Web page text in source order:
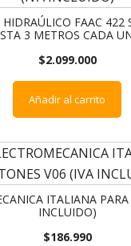
FAAC 422
3 METROS CADA
$2.099.000
Añadir al carrito
ITALIANA
INCLUIDO)
$186.990